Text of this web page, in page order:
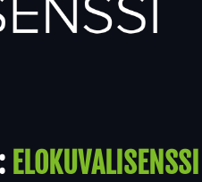
ELOKUVALISENSSI